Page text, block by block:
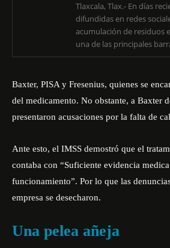
Tlaxcala, Tlax.- En días
difundidas en redes
acumulación de residuos
una de las principales
Baxter, PISA y Fresenius, quienes se
del medicamento. No obstante, a Baxter
presentaron acusaciones por la falta de
Ante esto, el IMSS demostró que el
contaba con “Suficiente evidencia
funcionamiento”. Por lo que las
empresa se desecharon.
Una pelea añeja